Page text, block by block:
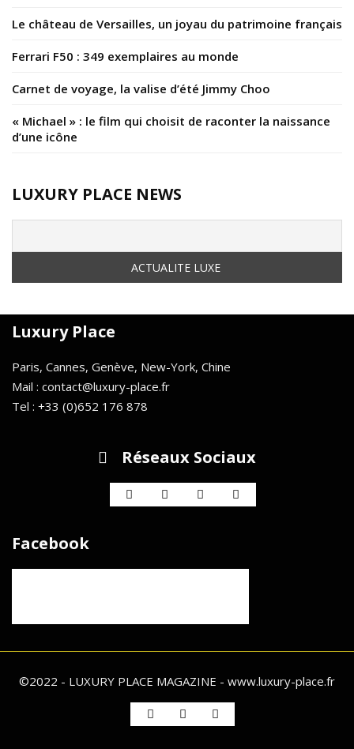
Le château de Versailles, un joyau du patrimoine français
Ferrari F50 : 349 exemplaires au monde
Carnet de voyage, la valise d’été Jimmy Choo
« Michael » : le film qui choisit de raconter la naissance
d’une icône
LUXURY PLACE NEWS
Luxury Place
Paris, Cannes, Genève, New-York, Chine
Mail : contact@luxury-place.fr
Tel : +33 (0)652 176 878
Réseaux Sociaux
Facebook
©2022 - LUXURY PLACE MAGAZINE - www.luxury-place.fr